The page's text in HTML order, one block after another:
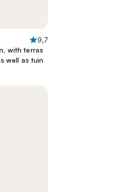
9,7
with terras
well as tuin